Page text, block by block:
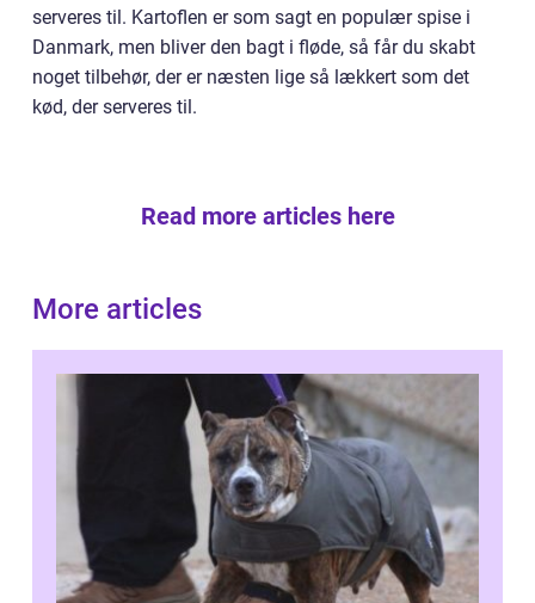
serveres til. Kartoflen er som sagt en populær spise i
Danmark, men bliver den bagt i fløde, så får du skabt
noget tilbehør, der er næsten lige så lækkert som det
kød, der serveres til.
Read more articles here
More articles